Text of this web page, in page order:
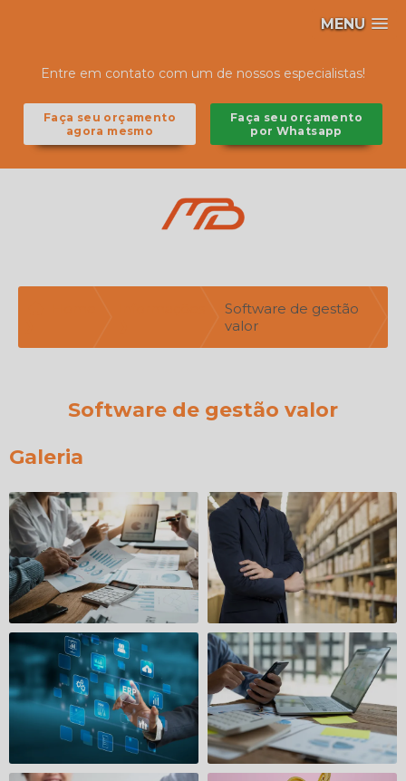
MENU
Entre em contato com um de nossos especialistas!
Faça seu orçamento
agora mesmo
Faça seu orçamento
por Whatsapp
Software de gestão
valor
Software de gestão valor
Galeria